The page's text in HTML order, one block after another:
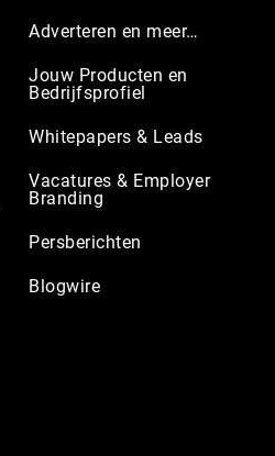
Adverteren en meer…
Jouw Producten en
Bedrijfsprofiel
Whitepapers & Leads
Vacatures & Employer
Branding
Persberichten
Blogwire